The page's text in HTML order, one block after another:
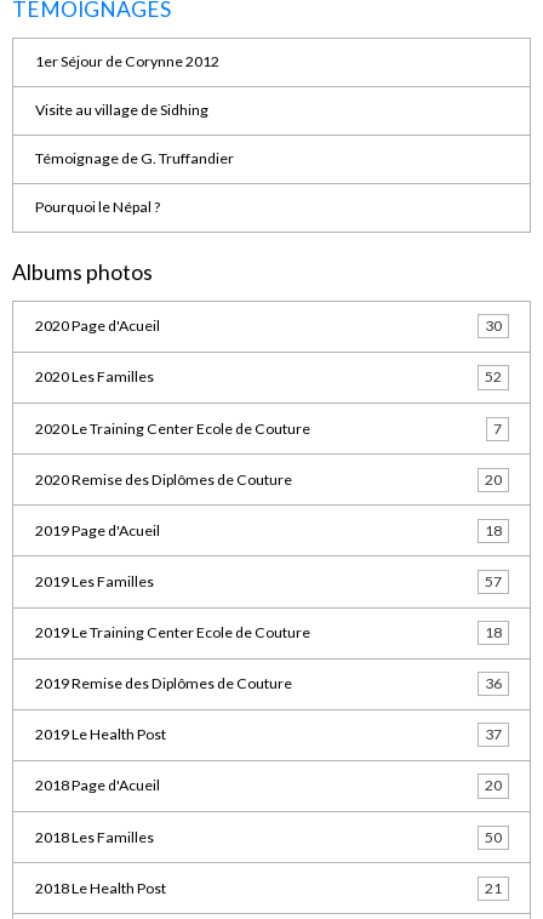
TEMOIGNAGES
1er Séjour de Corynne 2012
Visite au village de Sidhing
Témoignage de G. Truffandier
Pourquoi le Népal ?
Albums photos
2020 Page d'Acueil 30
2020 Les Familles 52
2020 Le Training Center Ecole de Couture 7
2020 Remise des Diplômes de Couture 20
2019 Page d'Acueil 18
2019 Les Familles 57
2019 Le Training Center Ecole de Couture 18
2019 Remise des Diplômes de Couture 36
2019 Le Health Post 37
2018 Page d'Acueil 20
2018 Les Familles 50
2018 Le Health Post 21